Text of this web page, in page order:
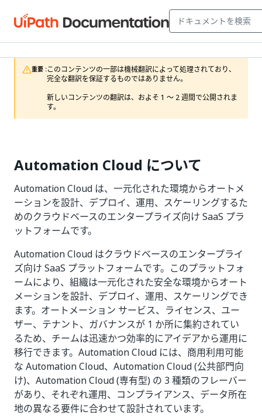
重要 :このコンテンツの一部は機械翻訳によって処理されており、
完全な翻訳を保証するものではありません。
新しいコンテンツの翻訳は、およそ 1 ～ 2 週間で公開されま
す。
Automation Cloud について
Automation Cloud は、一元化された環境からオートメ
ーションを設計、デプロイ、運用、スケーリングするた
めのクラウドベースのエンタープライズ向け SaaS プラ
ットフォームです。
Automation Cloud はクラウドベースのエンタープライ
ズ向け SaaS プラットフォームです。このプラットフォ
ームにより、組織は一元化された安全な環境からオート
メーションを設計、デプロイ、運用、スケーリングでき
ます。オートメーション サービス、ライセンス、ユー
ザー、テナント、ガバナンスが 1 か所に集約されてい
るため、チームは迅速かつ効率的にアイデアから運用に
移行できます。Automation Cloud には、商用利用可能
な Automation Cloud、Automation Cloud (公共部門向
け)、Automation Cloud (専有型) の 3 種類のフレーバー
があり、それぞれ運用、コンプライアンス、データ所在
地の異なる要件に合わせて設計されています。